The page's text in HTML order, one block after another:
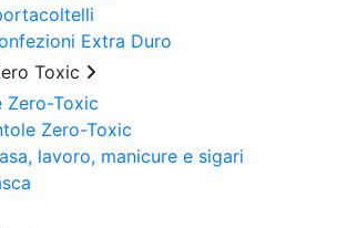
Extra Duro
Toxic
Zero-Toxic
Zero-Toxic
lavoro, manicure e sigari